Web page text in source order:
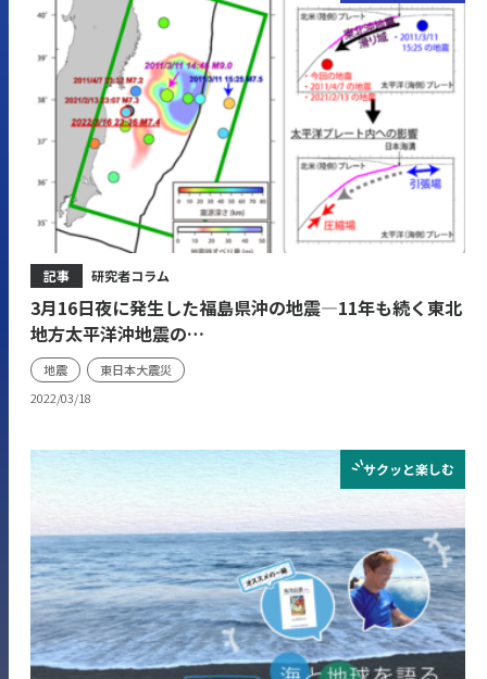
2022/03/18
記事 研究者コラム
3月16日夜に発生した福島県沖の地震―11年も続く東北
地方太平洋沖地震の…
地震 東日本大震災
サクッと楽しむ